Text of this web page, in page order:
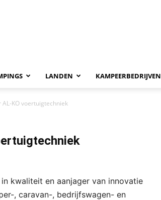
LANDEN KAMPEERBEDRIJVEN
KO voertuigtechniek
in kwaliteit en aanjager van innovatie
, caravan-, bedrijfswagen- en